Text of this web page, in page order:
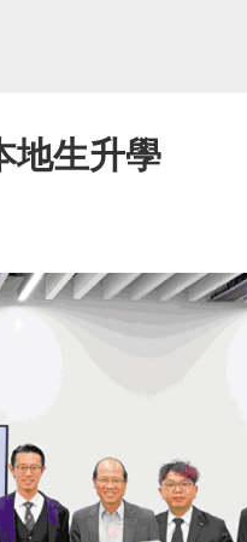
地生升學